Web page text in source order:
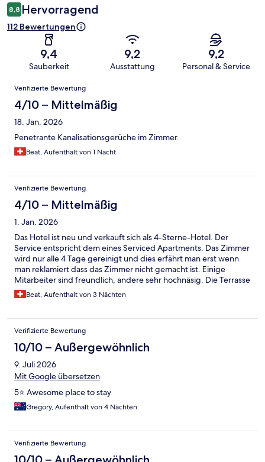
8,8 Hervorragend
112 Bewertungen
9,4
Sauberkeit
9,2
Ausstattung
9,2
Personal & Service
Bewertungen
Verifizierte Bewertung
4/10 – Mittelmäßig
18. Jan. 2026
Penetrante Kanalisationsgerüche im Zimmer.
Beat, Aufenthalt von 1 Nacht
Verifizierte Bewertung
4/10 – Mittelmäßig
1. Jan. 2026
Das Hotel ist neu und verkauft sich als 4-Sterne-Hotel. Der
Service entspricht dem eines Serviced Apartments. Das Zimmer
wird nur alle 4 Tage gereinigt und dies erfährt man erst wenn
man reklamiert dass das Zimmer nicht gemacht ist. Einige
Mitarbeiter sind freundlich, andere sehr hochnäsig. Die Terrasse
war schmutzig und es hatte Zigarettenkippen von den
Vorgänger auf dem Boden. Alle Bilder sind Randerings und das
Realität.
Beat, Aufenthalt von 3 Nächten
Verifizierte Bewertung
10/10 – Außergewöhnlich
9. Juli 2026
Mit Google übersetzen
5⭐ Awesome place to stay
Gregory, Aufenthalt von 4 Nächten
Verifizierte Bewertung